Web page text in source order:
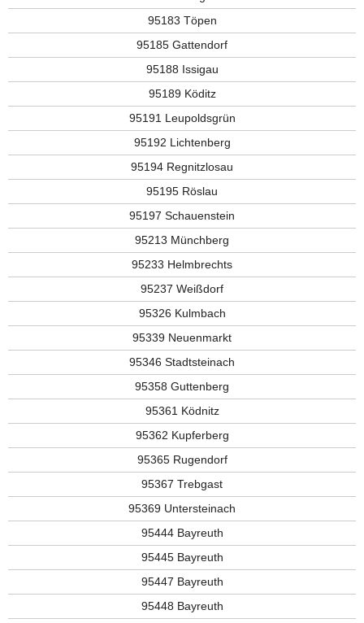
95183 Töpen
95185 Gattendorf
95188 Issigau
95189 Köditz
95191 Leupoldsgrün
95192 Lichtenberg
95194 Regnitzlosau
95195 Röslau
95197 Schauenstein
95213 Münchberg
95233 Helmbrechts
95237 Weißdorf
95326 Kulmbach
95339 Neuenmarkt
95346 Stadtsteinach
95358 Guttenberg
95361 Ködnitz
95362 Kupferberg
95365 Rugendorf
95367 Trebgast
95369 Untersteinach
95444 Bayreuth
95445 Bayreuth
95447 Bayreuth
95448 Bayreuth